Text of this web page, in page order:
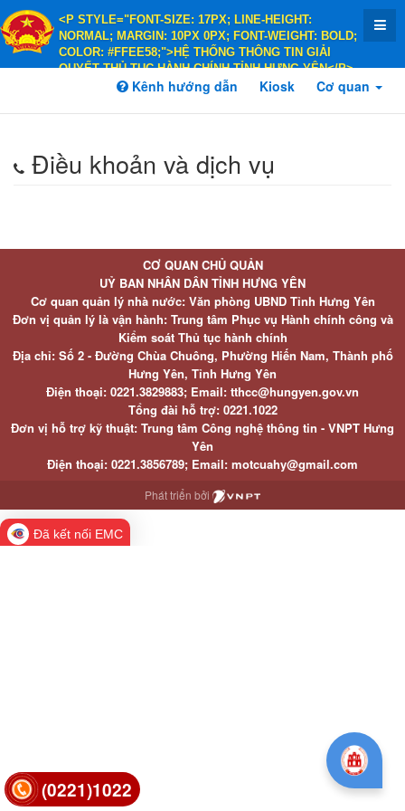
<P STYLE="FONT-SIZE: 17PX; LINE-HEIGHT:
NORMAL; MARGIN: 10PX 0PX; FONT-WEIGHT: BOLD;
COLOR: #FFEE58;">HỆ THỐNG THÔNG TIN GIẢI
QUYẾT THỦ TỤC HÀNH CHÍNH TỈNH HƯNG YÊN</P>
<P STYLE="FONT-SIZE: 14PX; LINE-HEIGHT:
COLOR: #FFEE58;">HÀNH CHÍNH PHỤC VỤ</P>
Kênh hướng dẫn Kiosk Cơ quan
Điều khoản và dịch vụ
(0221)1022
CƠ QUAN CHỦ QUẢN
UỶ BAN NHÂN DÂN TỈNH HƯNG YÊN
Cơ quan quản lý nhà nước: Văn phòng UBND Tỉnh Hưng Yên
Đơn vị quản lý là vận hành: Trung tâm Phục vụ Hành chính công và
Kiểm soát Thủ tục hành chính
Địa chỉ: Số 2 - Đường Chùa Chuông, Phường Hiến Nam, Thành phố
Hưng Yên, Tỉnh Hưng Yên
Điện thoại: 0221.3829883; Email: tthcc@hungyen.gov.vn
Tổng đài hỗ trợ: 0221.1022
Đơn vị hỗ trợ kỹ thuật: Trung tâm Công nghệ thông tin - VNPT Hưng
Yên
Điện thoại: 0221.3856789; Email: motcuahy@gmail.com
Phát triển bởi
Đã kết nối EMC